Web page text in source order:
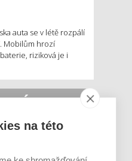
auta se v létě rozpálí
Mobilům hrozí
riziková je i
ZAJÍMAT:
na této